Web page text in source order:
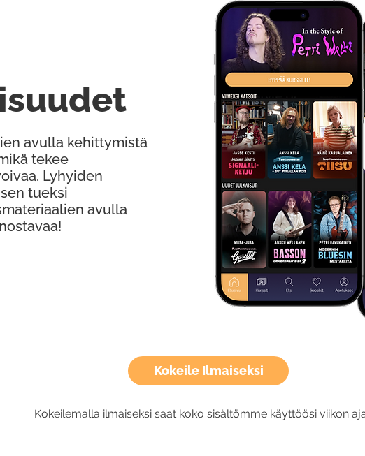
Kokeile Ilmaiseksi
Kokeilemalla ilmaiseksi saat koko sisältömme käyttöösi viikon
avulla kehittymistä
tekee
Lyhyiden
tueksi
avulla